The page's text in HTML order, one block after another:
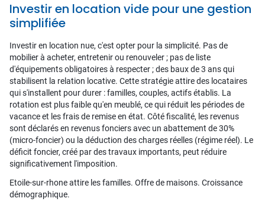
Investir en location vide pour une gestion
simplifiée
Investir en location nue, c'est opter pour la simplicité. Pas de
mobilier à acheter, entretenir ou renouveler ; pas de liste
d'équipements obligatoires à respecter ; des baux de 3 ans qui
stabilisent la relation locative. Cette stratégie attire des locataires
qui s'installent pour durer : familles, couples, actifs établis. La
rotation est plus faible qu'en meublé, ce qui réduit les périodes de
vacance et les frais de remise en état. Côté fiscalité, les revenus
sont déclarés en revenus fonciers avec un abattement de 30%
(micro-foncier) ou la déduction des charges réelles (régime réel). Le
déficit foncier, créé par des travaux importants, peut réduire
significativement l'imposition.
Etoile-sur-rhone attire les familles. Offre de maisons. Croissance
démographique.